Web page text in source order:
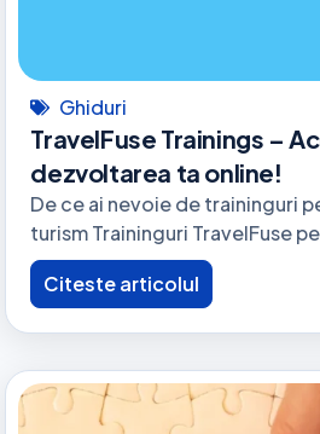
Ghiduri
TravelFuse Trainings –
dezvoltarea ta online!
De ce ai nevoie de traininguri
turism Traininguri TravelFuse
Citeste articolul